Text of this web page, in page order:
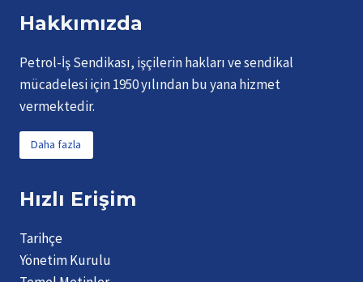
Hakkımızda
Petrol-İş Sendikası, işçilerin hakları ve sendikal
mücadelesi için 1950 yılından bu yana hizmet
vermektedir.
Daha fazla
Hızlı Erişim
Tarihçe
Yönetim Kurulu